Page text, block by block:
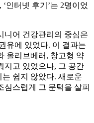
인터넷 후기’는 2명이었
니어 건강관리의 중심은
유에 있었다. 이 결과는
올리브베러, 창고형 약
지고 있었으나, 그 공간
쉽지 않았다. 새로운
스럽게 그 문턱을 살피